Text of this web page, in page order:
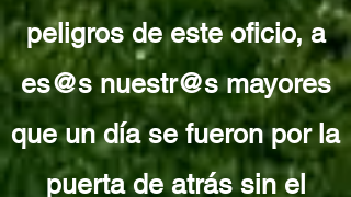
peligros de este oficio, a
es@s nuestr@s mayores
que un día se fueron por la
puerta de atrás sin el